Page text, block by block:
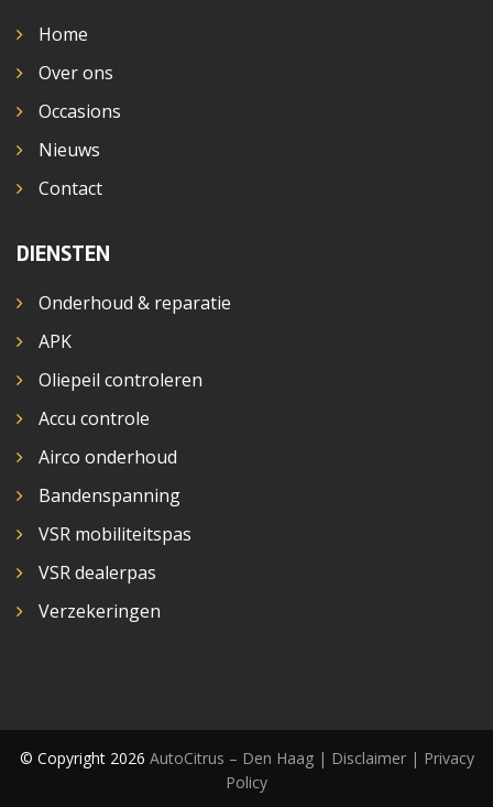
Home
Over ons
Occasions
Nieuws
Contact
DIENSTEN
Onderhoud & reparatie
APK
Oliepeil controleren
Accu controle
Airco onderhoud
Bandenspanning
VSR mobiliteitspas
VSR dealerpas
Verzekeringen
© Copyright 2026 AutoCitrus – Den Haag | Disclaimer | Privacy
Policy